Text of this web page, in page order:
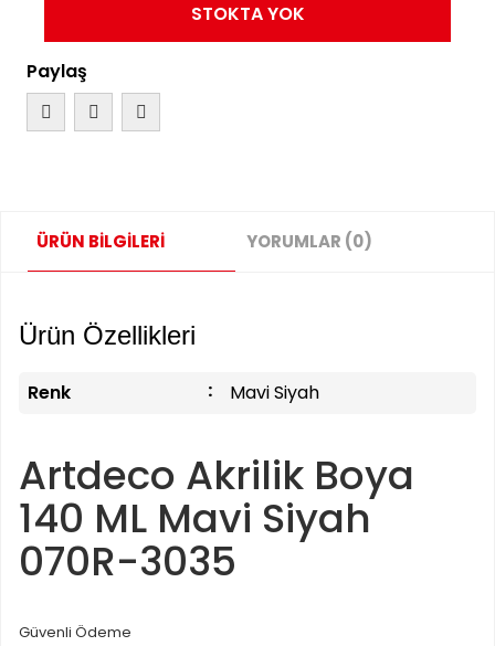
STOKTA YOK
Paylaş
ÜRÜN BİLGİLERİ YORUMLAR (0)
Ürün Özellikleri
Renk Mavi Siyah
Artdeco Akrilik Boya
140 ML Mavi Siyah
070R-3035
Güvenli Ödeme